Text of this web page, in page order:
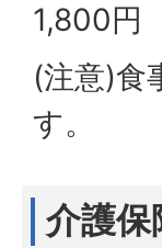
1,800円
(注意)食
す。
介護